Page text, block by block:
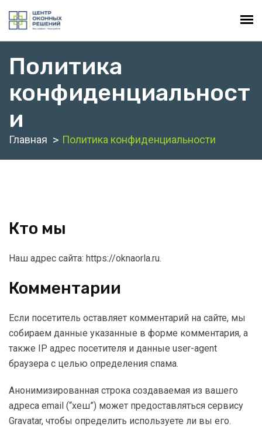
Политика
конфиденциальност
и
Главная Политика конфиденциальности
Кто мы
Наш адрес сайта: https://oknaorla.ru.
Комментарии
Если посетитель оставляет комментарий на сайте, мы
собираем данные указанные в форме комментария, а
также IP адрес посетителя и данные user-agent
браузера с целью определения спама.
Анонимизированная строка создаваемая из вашего
адреса email (“хеш”) может предоставляться сервису
Gravatar, чтобы определить используете ли вы его.